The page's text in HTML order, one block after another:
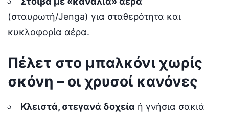
(σταυρωτή/Jenga) για σταθερότητα και
κυκλοφορία αέρα.
Πέλετ στο μπαλκόνι χωρίς
σκόνη – οι χρυσοί κανόνες
Κλειστά, στεγανά δοχεία ή γνήσια σακιά